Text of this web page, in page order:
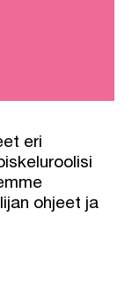
eri
ohjeet ja